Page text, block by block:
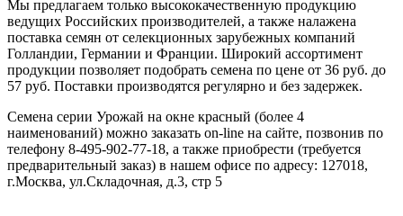
Мы предлагаем только высококачественную продукцию
ведущих Российских производителей, а также налажена
поставка семян от селекционных зарубежных компаний
Голландии, Германии и Франции. Широкий ассортимент
продукции позволяет подобрать семена по цене от 36 руб. до
57 руб. Поставки производятся регулярно и без задержек.
Семена серии Урожай на окне красный (более 4
наименований) можно заказать on-line на сайте, позвонив по
телефону 8-495-902-77-18, а также приобрести (требуется
предварительный заказ) в нашем офисе по адресу: 127018,
г.Москва, ул.Складочная, д.3, стр 5